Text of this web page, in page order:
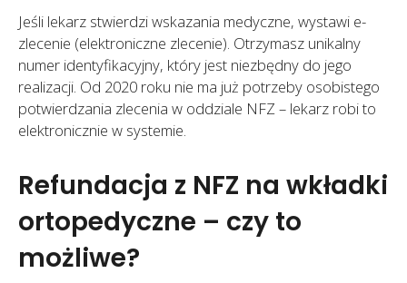
Jeśli lekarz stwierdzi wskazania medyczne, wystawi e-
zlecenie (elektroniczne zlecenie). Otrzymasz unikalny
numer identyfikacyjny, który jest niezbędny do jego
realizacji. Od 2020 roku nie ma już potrzeby osobistego
potwierdzania zlecenia w oddziale NFZ – lekarz robi to
elektronicznie w systemie.
Refundacja z NFZ na wkładki
ortopedyczne – czy to
możliwe?